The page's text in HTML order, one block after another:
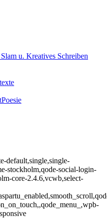
u. Kreatives Schreiben
default,single,single-
stockholm,qode-social-login-
core-2.4.6,vcwb,select-